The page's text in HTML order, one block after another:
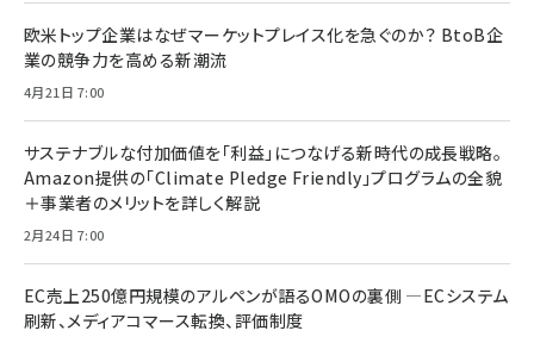
欧米トップ企業はなぜマーケットプレイス化を急ぐのか？ BtoB企
業の競争力を高める新潮流
4月21日 7:00
サステナブルな付加価値を「利益」につなげる新時代の成長戦略。
Amazon提供の「Climate Pledge Friendly」プログラムの全貌
＋事業者のメリットを詳しく解説
2月24日 7:00
EC売上250億円規模のアルペンが語るOMOの裏側 ―ECシステム
刷新、メディアコマース転換、評価制度